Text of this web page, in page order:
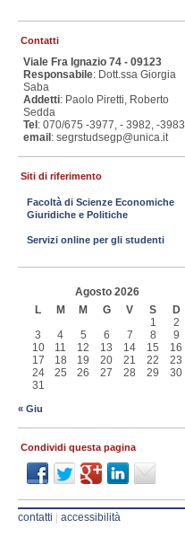
Contatti
Viale Fra Ignazio 74 - 09123
Responsabile: Dott.ssa Giorgia
Saba
Addetti: Paolo Piretti, Roberto
Sedda
Tel : 070/675 -3977, - 3982, -3983
email : segrstudsegp@unica.it
Siti di riferimento
Facoltà di Scienze Economiche
Giuridiche e Politiche
Servizi online per gli studenti
Agosto 2026
L
M M G V S
D
1
2
3
4 5 6 7 8
9
10
11 12 13 14 15
16
17
18 19 20 21 22
23
24
25 26 27 28 29
30
31
« Giu
Condividi questa pagina
contatti accessibilità